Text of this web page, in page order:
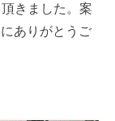
きました。案
ありがとうご